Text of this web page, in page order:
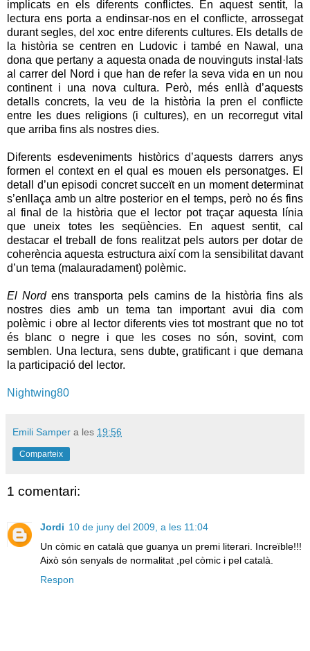
implicats en els diferents conflictes. En aquest sentit, la
lectura ens porta a endinsar-nos en el conflicte, arrossegat
durant segles, del xoc entre diferents cultures. Els detalls de
la història se centren en Ludovic i també en Nawal, una
dona que pertany a aquesta onada de nouvinguts instal·lats
al carrer del Nord i que han de refer la seva vida en un nou
continent i una nova cultura. Però, més enllà d’aquests
detalls concrets, la veu de la història la pren el conflicte
entre les dues religions (i cultures), en un recorregut vital
que arriba fins als nostres dies.
Diferents esdeveniments històrics d’aquests darrers anys
formen el context en el qual es mouen els personatges. El
detall d’un episodi concret succeït en un moment determinat
s’enllaça amb un altre posterior en el temps, però no és fins
al final de la història que el lector pot traçar aquesta línia
que uneix totes les seqüències. En aquest sentit, cal
destacar el treball de fons realitzat pels autors per dotar de
coherència aquesta estructura així com la sensibilitat davant
d’un tema (malauradament) polèmic.
El Nordens transporta pels camins de la història fins als
nostres dies amb un tema tan important avui dia com
polèmic i obre al lector diferents vies tot mostrant que no tot
és blanc o negre i que les coses no són, sovint, com
semblen. Una lectura, sens dubte, gratificant i que demana
la participació del lector.
Nightwing80
Emili Samper a les 19:56
Comparteix
1 comentari:
Jordi 10 de juny del 2009, a les 11:04
Un còmic en català que guanya un premi literari. Increïble!!!
Això són senyals de normalitat ,pel còmic i pel català.
Respon